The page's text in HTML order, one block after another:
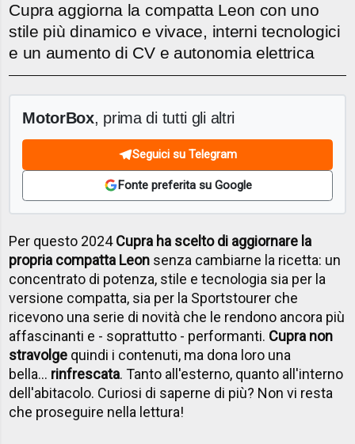
Cupra aggiorna la compatta Leon con uno
stile più dinamico e vivace, interni tecnologici
e un aumento di CV e autonomia elettrica
MotorBox, prima di tutti gli altri
Seguici su Telegram
Fonte preferita su Google
Per questo 2024Cupra ha scelto di aggiornare la
propria compatta Leon senza cambiarne la ricetta: un
concentrato di potenza, stile e tecnologia sia per la
versione compatta, sia per la Sportstourer che
ricevono una serie di novità che le rendono ancora più
affascinanti e - soprattutto - performanti. Cupra non
stravolge quindi i contenuti, ma dona loro una
bella... rinfrescata. Tanto all'esterno, quanto all'interno
dell'abitacolo. Curiosi di saperne di più? Non vi resta
che proseguire nella lettura!